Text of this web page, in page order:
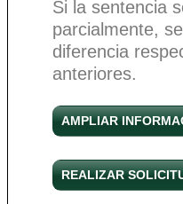
Si la sentencia
parcialmente,
diferencia
anteriores.
AMPLIAR
REALIZAR